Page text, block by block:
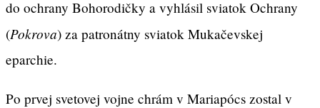
do ochrany Bohorodičky a vyhlásil sviatok Ochrany
(Pokrova) za patronátny sviatok Mukačevskej
eparchie.
Po prvej svetovej vojne chrám v Mariapócs zostal v